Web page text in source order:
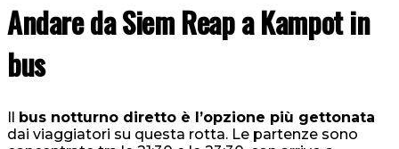
Andare da Siem Reap a Kampot in
bus
Il bus notturno diretto è l’opzione più gettonata
dai viaggiatori su questa rotta. Le partenze sono